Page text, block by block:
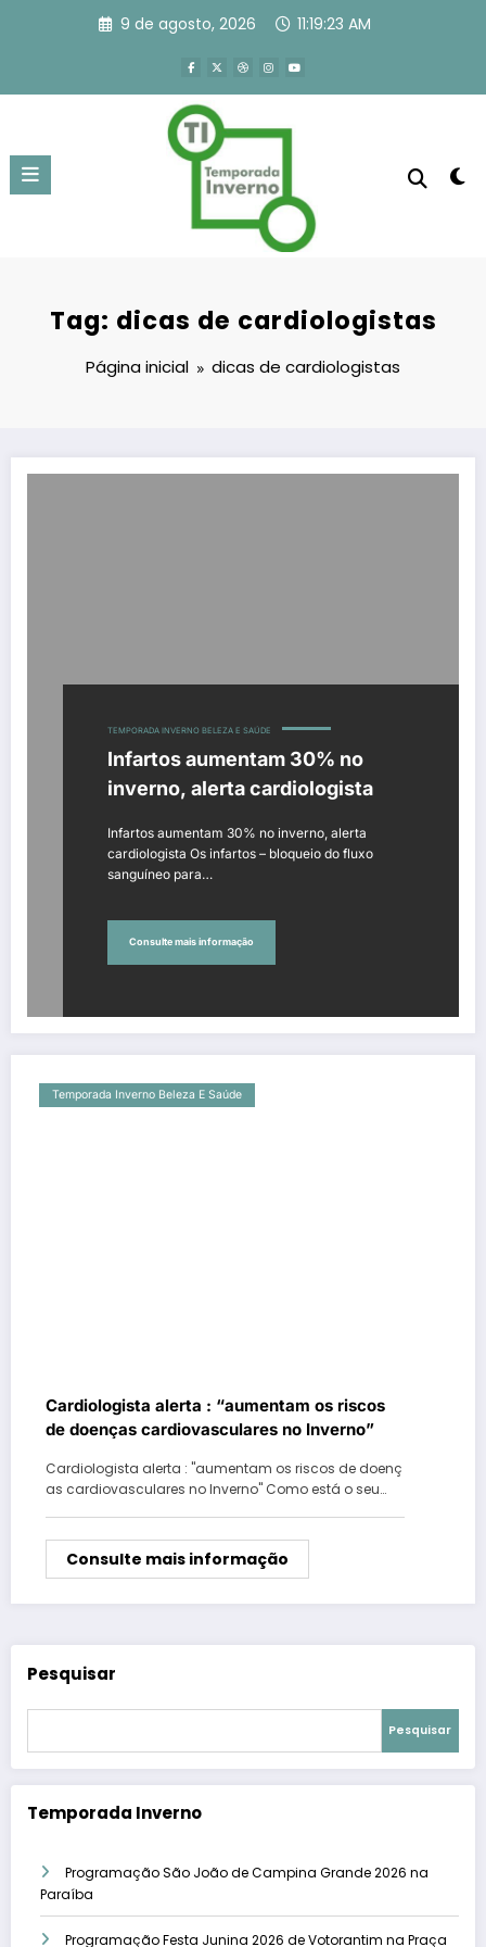
9 de agosto, 2026 11:19:24 AM
Tag: dicas de cardiologistas
Página inicial dicas de cardiologistas
TEMPORADA INVERNO BELEZA E SAÚDE
Infartos aumentam 30% no
inverno, alerta cardiologista
Infartos aumentam 30% no inverno, alerta
cardiologista Os infartos – bloqueio do fluxo
sanguíneo para…
Consulte mais informação
Temporada Inverno Beleza E Saúde
Cardiologista alerta : “aumentam os riscos
de doenças cardiovasculares no Inverno”
Cardiologista alerta : "aumentam os riscos de doenç
as cardiovasculares no Inverno" Como está o seu…
Consulte mais informação
Pesquisar
Pesquisar
Temporada Inverno
Programação São João de Campina Grande 2026 na
Paraíba
Programação Festa Junina 2026 de Votorantim na Praça